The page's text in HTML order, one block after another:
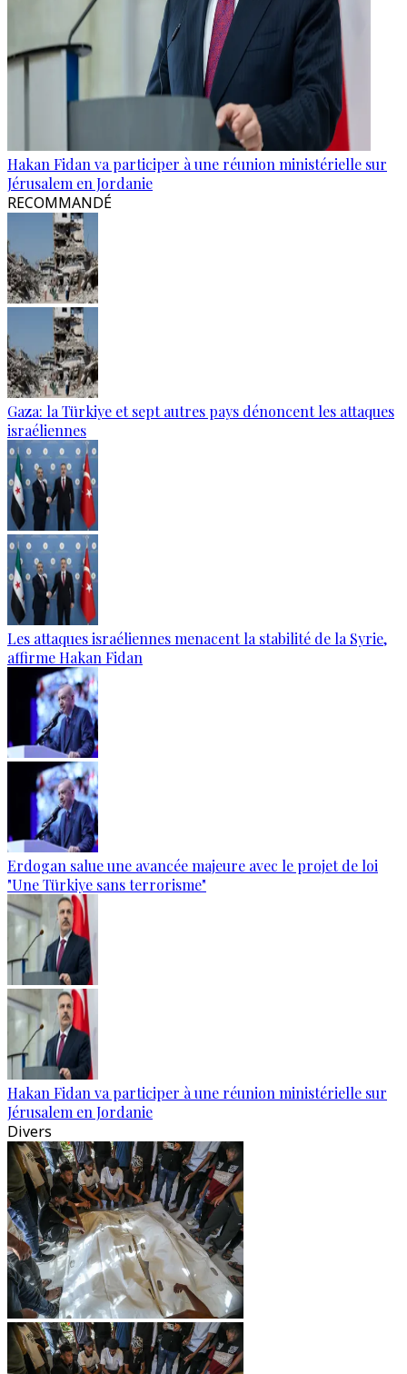
Hakan Fidan va participer à une réunion ministérielle sur
Jérusalem en Jordanie
RECOMMANDÉ
Gaza: la Türkiye et sept autres pays dénoncent les attaques
israéliennes
Les attaques israéliennes menacent la stabilité de la Syrie,
affirme Hakan Fidan
Erdogan salue une avancée majeure avec le projet de loi
"Une Türkiye sans terrorisme"
Hakan Fidan va participer à une réunion ministérielle sur
Jérusalem en Jordanie
Divers